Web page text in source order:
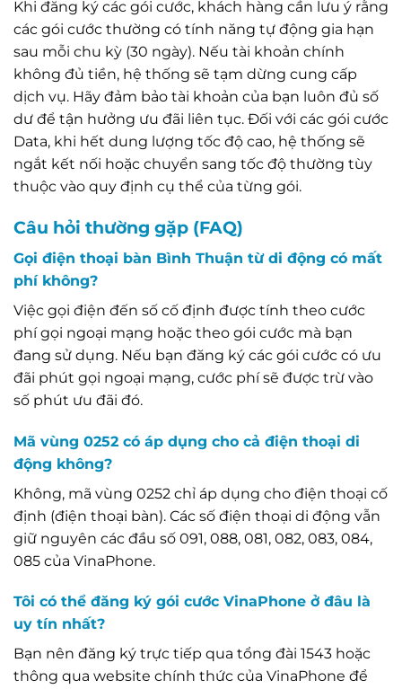
Khi đăng ký các gói cước, khách hàng cần lưu ý rằng
các gói cước thường có tính năng tự động gia hạn
sau mỗi chu kỳ (30 ngày). Nếu tài khoản chính
không đủ tiền, hệ thống sẽ tạm dừng cung cấp
dịch vụ. Hãy đảm bảo tài khoản của bạn luôn đủ số
dư để tận hưởng ưu đãi liên tục. Đối với các gói cước
Data, khi hết dung lượng tốc độ cao, hệ thống sẽ
ngắt kết nối hoặc chuyển sang tốc độ thường tùy
thuộc vào quy định cụ thể của từng gói.
Câu hỏi thường gặp (FAQ)
Gọi điện thoại bàn Bình Thuận từ di động có mất
phí không?
Việc gọi điện đến số cố định được tính theo cước
phí gọi ngoại mạng hoặc theo gói cước mà bạn
đang sử dụng. Nếu bạn đăng ký các gói cước có ưu
đãi phút gọi ngoại mạng, cước phí sẽ được trừ vào
số phút ưu đãi đó.
Mã vùng 0252 có áp dụng cho cả điện thoại di
động không?
Không, mã vùng 0252 chỉ áp dụng cho điện thoại cố
định (điện thoại bàn). Các số điện thoại di động vẫn
giữ nguyên các đầu số 091, 088, 081, 082, 083, 084,
085 của VinaPhone.
Tôi có thể đăng ký gói cước VinaPhone ở đâu là
uy tín nhất?
Bạn nên đăng ký trực tiếp qua tổng đài 1543 hoặc
thông qua website chính thức của VinaPhone để